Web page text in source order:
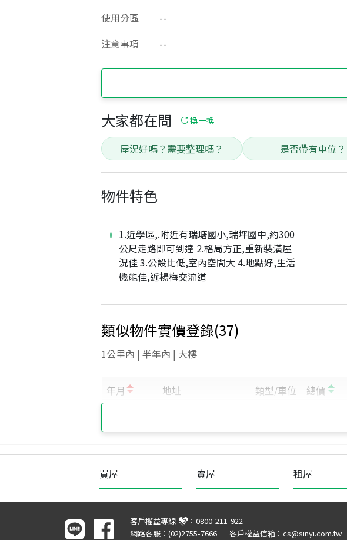
使用分區
--
注意事項
--
大家都在問 換一換
屋況好嗎？需要整理嗎？ 是否帶有車位？
物件特色
1.近學區,.附近有瑞塘國小,瑞坪國中,約300
公尺走路即可到達 2.格局方正,重新裝潢屋
況佳 3.公設比低,室內空間大 4.地點好,生活
機能佳,近楊梅交流道
類似物件實價登錄(37)
1公里內 | 半年內 | 大樓
買屋 賣屋 租屋
客戶權益專線 ： 0800-211-922
網路客服： (02)2755-7666 客戶權益信箱： cs@sinyi.com.tw